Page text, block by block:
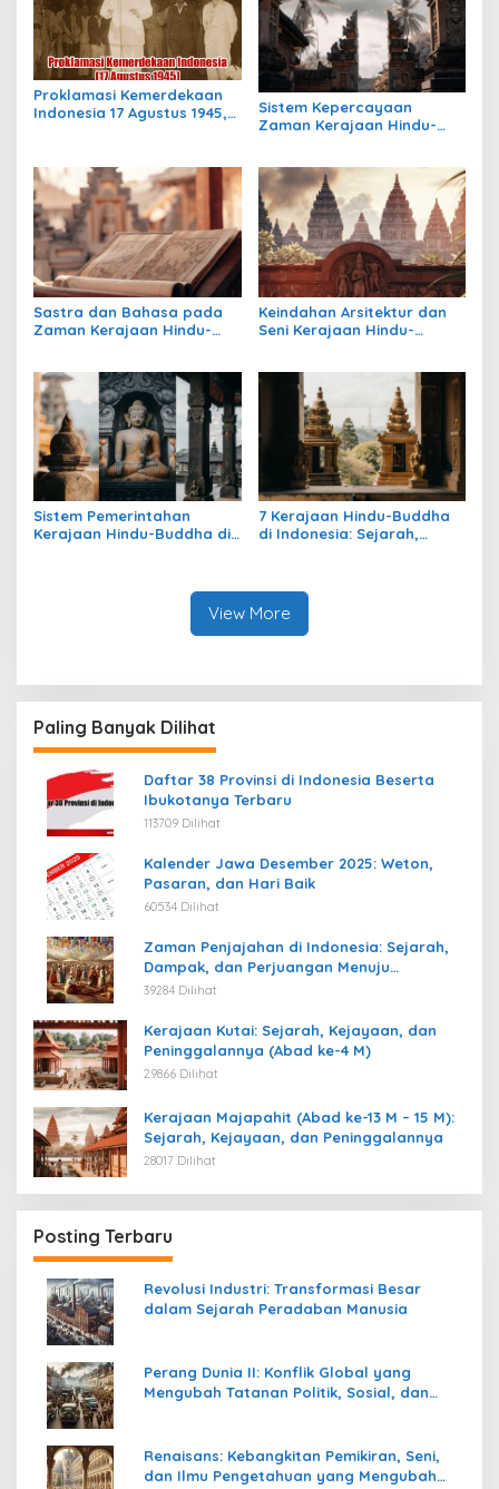
Proklamasi Kemerdekaan
Indonesia 17 Agustus 1945,
Sistem Kepercayaan
Zaman Kerajaan Hindu-
Masih Bertahan
Sastra dan Bahasa pada
Zaman Kerajaan Hindu-
Keindahan Arsitektur dan
Seni Kerajaan Hindu-
Sistem Pemerintahan
Kerajaan Hindu-Buddha di
7 Kerajaan Hindu-Buddha
di Indonesia: Sejarah,
View More
Paling Banyak Dilihat
Daftar 38 Provinsi di Indonesia Beserta
Ibukotanya Terbaru
113709 Dilihat
Kalender Jawa Desember 2025: Weton,
Pasaran, dan Hari Baik
60534 Dilihat
Zaman Penjajahan di Indonesia: Sejarah,
Dampak, dan Perjuangan Menuju
Kemerdekaan
39284 Dilihat
Kerajaan Kutai: Sejarah, Kejayaan, dan
Peninggalannya (Abad ke-4 M)
29866 Dilihat
Kerajaan Majapahit (Abad ke-13 M – 15 M):
Sejarah, Kejayaan, dan Peninggalannya
28017 Dilihat
Posting Terbaru
Revolusi Industri: Transformasi Besar
dalam Sejarah Peradaban Manusia
Perang Dunia II: Konflik Global yang
Mengubah Tatanan Politik, Sosial, dan
Renaisans: Kebangkitan Pemikiran, Seni,
dan Ilmu Pengetahuan yang Mengubah